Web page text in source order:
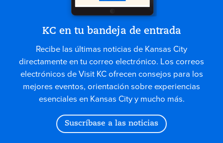
KC en tu bandeja de entrada
Recibe las últimas noticias de Kansas City
directamente en tu correo electrónico. Los correos
electrónicos de Visit KC ofrecen consejos para los
mejores eventos, orientación sobre experiencias
esenciales en Kansas City y mucho más.
Suscríbase a las noticias